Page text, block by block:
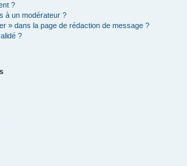
?
à un modérateur ?
» dans la page de rédaction de message ?
?